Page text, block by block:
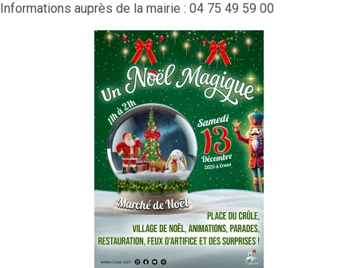
Informations auprès de la mairie : 04 75 49 59 00